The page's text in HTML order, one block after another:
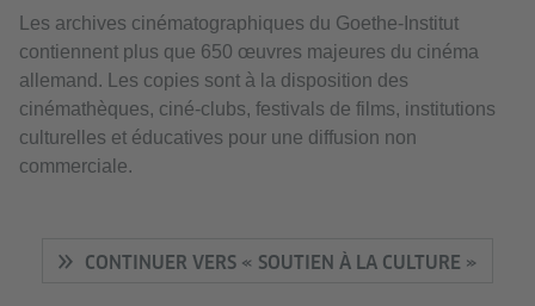
Les archives cinématographiques du Goethe-Institut
contiennent plus que 650 œuvres majeures du cinéma
allemand. Les copies sont à la disposition des
cinémathèques, ciné-clubs, festivals de films, institutions
culturelles et éducatives pour une diffusion non
commerciale.
CONTINUER VERS « SOUTIEN À LA CULTURE »